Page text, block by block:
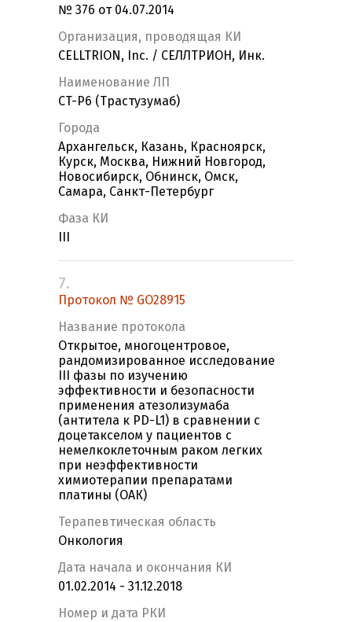
№ 376 от 04.07.2014
Организация, проводящая КИ
CELLTRION, Inc. / СЕЛЛТРИОН, Инк.
Наименование ЛП
CT-P6 (Трастузумаб)
Города
Архангельск, Казань, Красноярск,
Курск, Москва, Нижний Новгород,
Новосибирск, Обнинск, Омск,
Самара, Санкт-Петербург
Фаза КИ
7.
Протокол № GO28915
Название протокола
Открытое, многоцентровое,
рандомизированное исследование
III фазы по изучению
эффективности и безопасности
применения атезолизумаба
(антитела к PD-L1) в сравнении с
доцетакселом у пациентов с
немелкоклеточным раком легких
при неэффективности
химиотерапии препаратами
платины (ОАК)
Терапевтическая область
Онкология
Дата начала и окончания КИ
01.02.2014 - 31.12.2018
Номер и дата РКИ